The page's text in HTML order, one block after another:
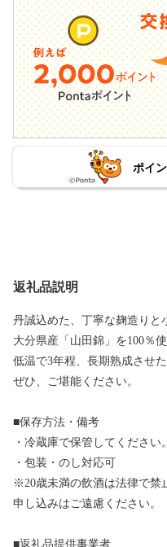
ポイ
返礼品説明
丹誠込めた、丁寧な麹造りと
大分県産「山田錦」を100％
低温で3年程、長期熟成させた
ぜひ、ご堪能ください。
■保存方法・備考
・冷蔵庫で保管してください。
・包装・のし対応可
※20歳未満の飲酒は法律で禁
申し込みはご遠慮ください。
■返礼品提供事業者